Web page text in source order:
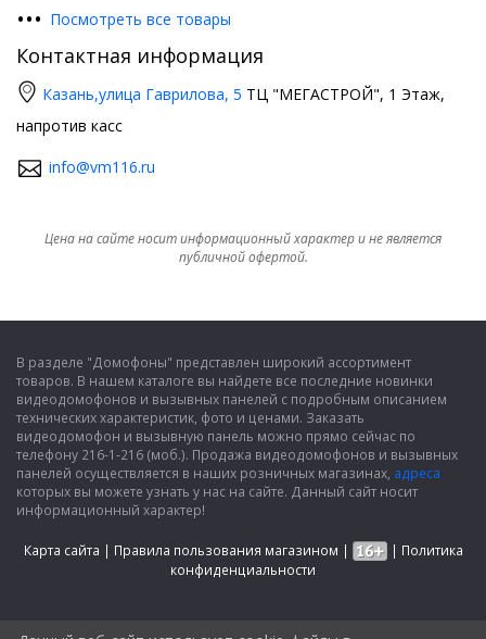
••• Посмотреть все товары
Контактная информация
Казань,улица Гаврилова, 5 ТЦ "МЕГАСТРОЙ", 1 Этаж,
напротив касс
info@vm116.ru
Цена на сайте носит информационный характер и не является
публичной офертой.
В разделе "Домофоны" представлен широкий ассортимент
товаров. В нашем каталоге вы найдете все последние новинки
видеодомофонов и вызывных панелей с подробным описанием
технических характеристик, фото и ценами. Заказать
видеодомофон и вызывную панель можно прямо сейчас по
телефону 216-1-216 (моб.). Продажа видеодомофонов и вызывных
панелей осуществляется в наших розничных магазинах, адреса
которых вы можете узнать у нас на сайте. Данный сайт носит
информационный характер!
Карта сайта | Правила пользования магазином | | Политика
конфиденциальности